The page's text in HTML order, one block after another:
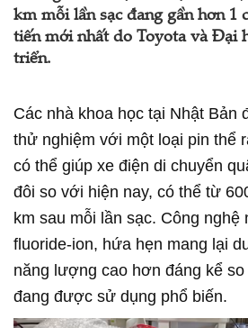
km mỗi lần sạc đang gần hơn 1
tiến mới nhất do Toyota và Đại
triển.
Các nhà khoa học tại Nhật Bản
thử nghiệm với một loại pin thể
có thể giúp xe điện di chuyển
đôi so với hiện nay, có thể từ
km sau mỗi lần sạc. Công nghệ
fluoride-ion, hứa hẹn mang lại
năng lượng cao hơn đáng kể
đang được sử dụng phổ biến.